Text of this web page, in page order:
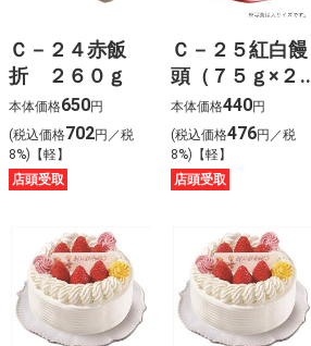
Ｃ－２４赤飯
折 ２６０ｇ
本体価格650円
(税込価格702円／税
8%)【軽】
店頭受取
Ｃ－２５紅白饅
頭（７５ｇ×２
個）
本体価格440円
(税込価格476円／税
8%)【軽】
店頭受取